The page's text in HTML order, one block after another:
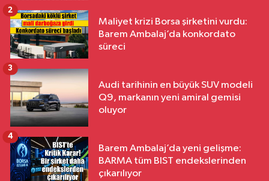
Maliyet krizi Borsa şirketini vurdu:
Barem Ambalaj’da konkordato
süreci
2
Audi tarihinin en büyük SUV modeli
Q9, markanın yeni amiral gemisi
oluyor
3
Barem Ambalaj’da yeni gelişme:
BARMA tüm BIST endekslerinden
çıkarılıyor
4